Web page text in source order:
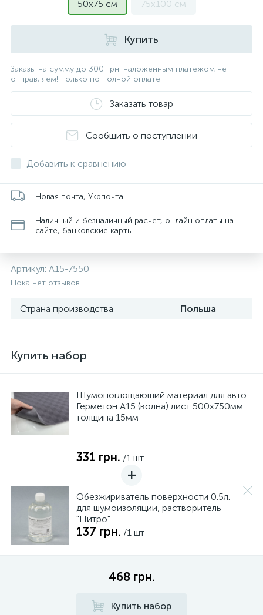
50х75 см
75х100 см
Купить
Заказы на сумму до 300 грн. наложенным платежом не
отправляем! Только по полной оплате.
Заказать товар
Сообщить о поступлении
Добавить к сравнению
Новая почта, Укрпочта
Наличный и безналичный расчет, онлайн оплаты на
сайте, банковские карты
Артикул: А15-7550
Пока нет отзывов
Страна производства Польша
Купить набор
Шумопоглощающий материал для авто
Герметон А15 (волна) лист 500х750мм
толщина 15мм
331 грн. /1 шт
Обезжириватель поверхности 0.5л.
для шумоизоляции, растворитель
"Нитро"
137 грн. /1 шт
468 грн.
Купить набор